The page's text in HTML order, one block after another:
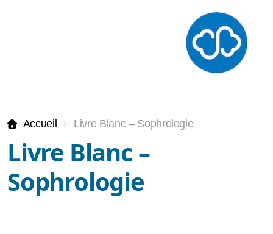
Accueil Livre Blanc – Sophrologie
Livre Blanc –
Sophrologie
Hypnose